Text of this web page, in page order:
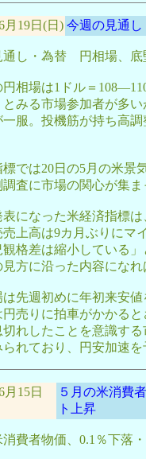
月19日(日) 今週の見通
通し・為替 円相場、底
相場は1ドル＝
とみる市場参加者が多
一服。投機筋が持ち高
では20日の5月の米景
調査に市場の関心が集
になった米経済指標は
上高は9カ月ぶりにマ
観格差は縮小している
見方に沿った内容にな
先週初めに年初来安値
円売りに拍車がかかる
切れしたことを意識す
られており、円安加速
月15日
５月の米消費
ト上昇
消費者物価、0.1％下落